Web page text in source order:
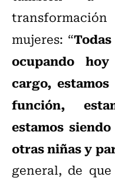
mujeres: “
ocupando
cargo,
función,
estamos
otras niñas y
general, de